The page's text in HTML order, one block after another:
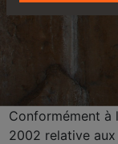
Conformément à
2002 relative